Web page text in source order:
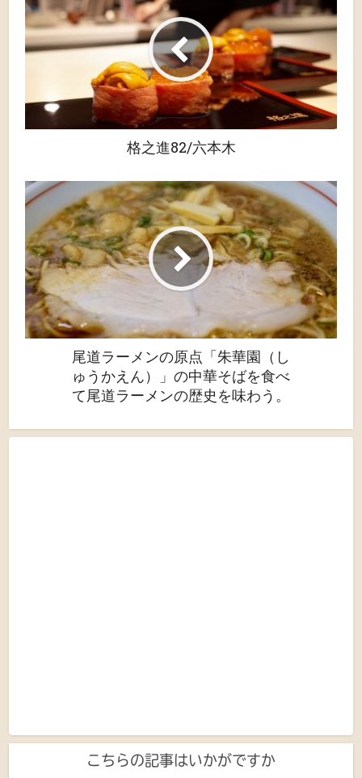
格之進82/六本木
尾道ラーメンの原点「朱華園（し
ゅうかえん）」の中華そばを食べ
て尾道ラーメンの歴史を味わう。
こちらの記事はいかがですか